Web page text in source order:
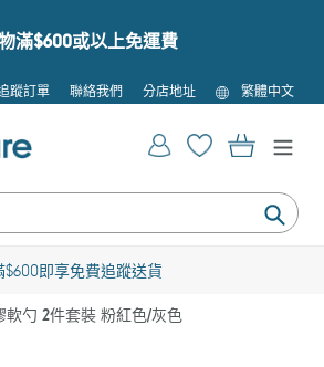
滿$600或以上免運費
蹤訂單 聯絡我們 分店地址
語
言
繁體中文
提
登入 購物車
$600即享免費追蹤送貨
軟勺 2件套裝 粉紅色/灰色